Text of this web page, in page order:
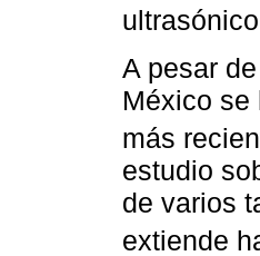
A pesar
México se
más
estudio
de varios
extiende